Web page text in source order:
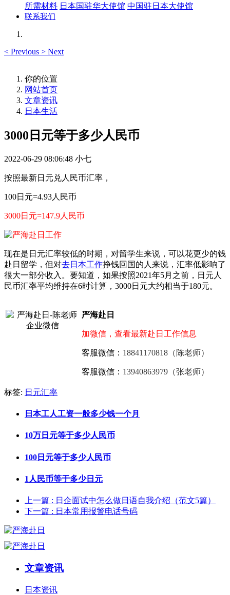
所需材料 日本国驻华大使馆 中国驻日本大使馆
联系我们
< Previous > Next
你的位置
网站首页
文章资讯
日本生活
3000日元等于多少人民币
2022-06-29 08:06:48 小七
按照最新日元兑人民币汇率，
100日元=4.93人民币
3000日元=147.9人民币
现在是日元汇率较低的时期，对留学生来说，可以花更少的钱
赴日留学，但对去日本工作挣钱回国的人来说，汇率低影响了
很大一部分收入。要知道，如果按照2021年5月之前，日元人
民币汇率平均维持在6时计算，3000日元大约相当于180元。
严海赴日
加微信，查看最新赴日工作信息
客服微信： 18841170818（陈老师）
客服微信： 13940863979（张老师）
标签: 日元汇率
日本工人工资一般多少钱一个月
10万日元等于多少人民币
100日元等于多少人民币
1人民币等于多少日元
上一篇 : 日企面试中怎么做日语自我介绍（范文5篇）
下一篇 : 日本常用报警电话号码
文章资讯
日本资讯